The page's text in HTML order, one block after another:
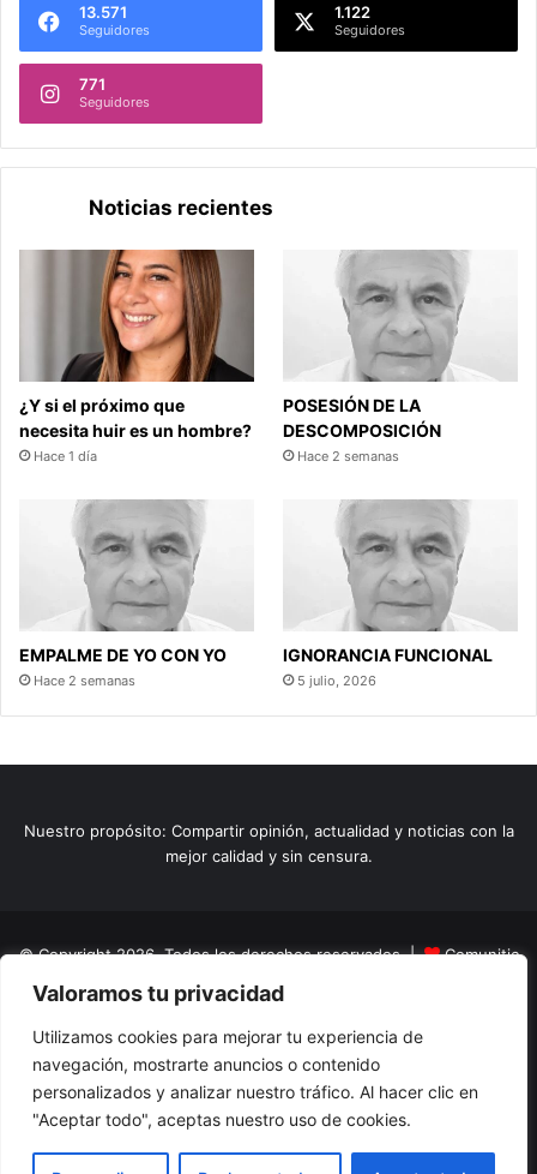
Valoramos tu privacidad
Utilizamos cookies para mejorar tu experiencia de
navegación, mostrarte anuncios o contenido
personalizados y analizar nuestro tráfico. Al hacer clic en
"Aceptar todo", aceptas nuestro uso de cookies.
13.571
Seguidores
1.122
Seguidores
771
Seguidores
Noticias recientes
¿Y si el próximo que
necesita huir es un hombre?
Hace 1 día
POSESIÓN DE LA
DESCOMPOSICIÓN
Hace 2 semanas
EMPALME DE YO CON YO
Hace 2 semanas
IGNORANCIA FUNCIONAL
5 julio, 2026
Nuestro propósito: Compartir opinión, actualidad y noticias con la
mejor calidad y sin censura.
© Copyright 2026, Todos los derechos reservados |
Comunitic
SAS BICNit 901228106
Home
Actualidad Variedades Opinion Turismo
El Tinteadero
Caricaturas Reportajes
FacebookYouTubeInstagram